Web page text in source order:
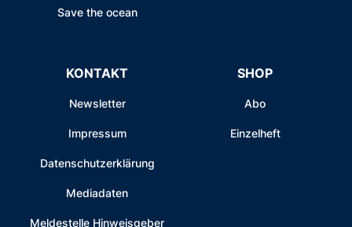
Save the ocean
KONTAKT
Newsletter
Impressum
Datenschutzerklärung
Mediadaten
Meldestelle Hinweisgeber
SHOP
Abo
Einzelheft